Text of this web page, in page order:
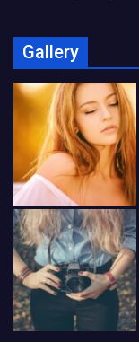
Gallery